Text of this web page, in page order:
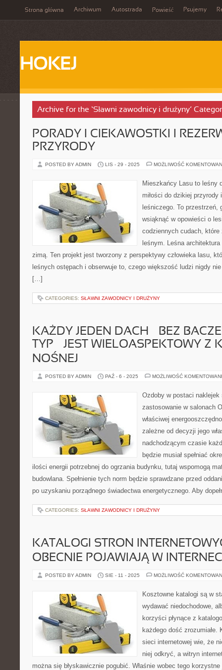
Strona główna Archiwum Autostrada Powieść Psujemy
HOKEJ
Archive for the ‘Sławni zawodnicy i drużyny’
PORADY I CIEKAWOSTKI I
PRZYRODY
POSTED BY ADMIN LIS - 29 - 2025 MOŻLIWOŚĆ
Mieszkańcy Lasu to leśny
miłości do dzikiej przyrody
leśniczego. To przestrzeń,
wsiąknąć w opowieści o
codziennych cudach,
leśnym. Leśna
zimą. Ten projekt jest tworzony z perspektywy człowieka lasu,
leśnych ostępach i obserwuje to, czego większość ludzi nigdy
[…]
CATEGORIES: SŁAWNI ZAWODNICY I DRUŻYNY
KAŻDY JEDEN DACH – BEZ
TYP – JEST WIELOASPEKTOWY Z
NOŚNEJ
POSTED BY ADMIN PAŹ - 6 - 2025 MOŻLIWOŚĆ
Ozdoby w postaci naklejek
zastosowanie w salonach
właściwej
zależne od decyzji jego
nadchodzącym czasie
będzie musiał spełniać
ilości energii potrzebnej do ogrzania budynku, tutaj wspomogą
budowlana. Spełnienie tych norm będzie sprawdzane przed
po uzyskaniu porządnego świadectwa energetycznego. Aby
CATEGORIES: SŁAWNI ZAWODNICY I DRUŻYNY
KATALOGI STRON
OBECNIE POJAWIAJĄ W
POSTED BY ADMIN SIE - 11 - 2025 MOŻLIWOŚĆ
Kosztowne katalogi są w
wydawać niedochodowe,
korzyści płynące z
każdego dość
sieci internetowej wie, że
niej odkryć, a witryn
można się błyskawicznie pogubić. Właśnie wobec tego